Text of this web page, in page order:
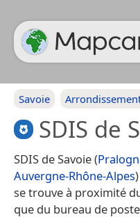
Savoie
SDIS de
SDIS de Savoie (
Auvergne-Rhône-Alpes
se trouve à proximité
que du bureau de